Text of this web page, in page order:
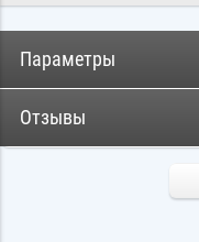
Параметры
Отзывы